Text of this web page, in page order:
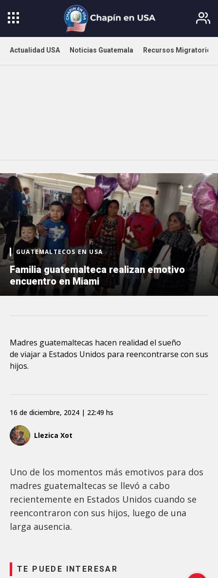
Actualidad USA Noticias Guatemala Recursos Migratorios
GUATEMALTECOS EN USA
Familia guatemalteca realizan emotivo
encuentro en Miami
Madres guatemaltecas hacen realidad el sueño
de viajar a Estados Unidos para reencontrarse con sus
hijos.
Llezica Xot
16 de diciembre, 2024 | 22:49 hs
Uno de los momentos más emotivos para dos
madres guatemaltecas se llevó a cabo
recientemente en Estados Unidos cuando se
reencontraron con sus hijos, luego de una
larga ausencia.
TE PUEDE INTERESAR